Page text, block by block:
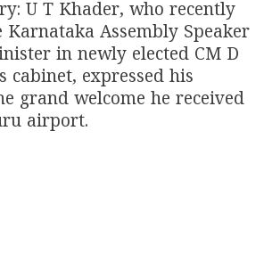
U T Khader, who recently
Karnataka Assembly Speaker
in newly elected CM D
cabinet, expressed his
grand welcome he received
airport.